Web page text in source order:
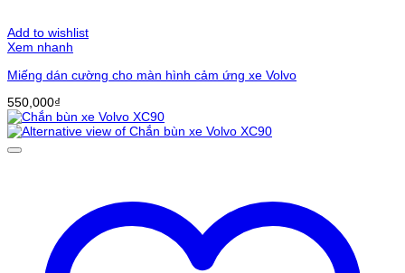
Add to wishlist
Xem nhanh
Miếng dán cường cho màn hình cảm ứng xe Volvo
550,000₫